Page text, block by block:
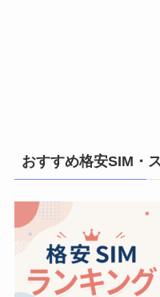
おすすめ格安SIM・